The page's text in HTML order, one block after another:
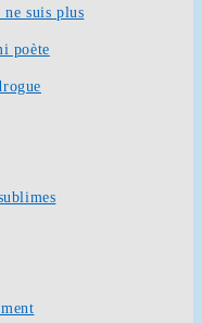
ne suis plus
poète